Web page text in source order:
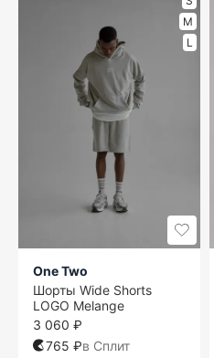
M
L
One Two
Шорты Wide Shorts
LOGO Melange
3 060 ₽
765 ₽в Сплит